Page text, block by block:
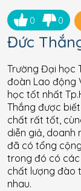
0 0
Đức
Trường Đại học
đoàn Lao động
học tốt nhất
Thắng được
chất rất tốt,
diễn giả, doanh
đã có tổng
trong đó có các
chất lượng đào
nhau.